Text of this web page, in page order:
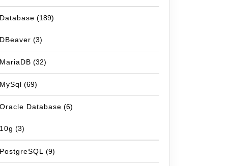
Database (189)
DBeaver (3)
MariaDB (32)
MySql (69)
Oracle Database (6)
10g (3)
PostgreSQL (9)